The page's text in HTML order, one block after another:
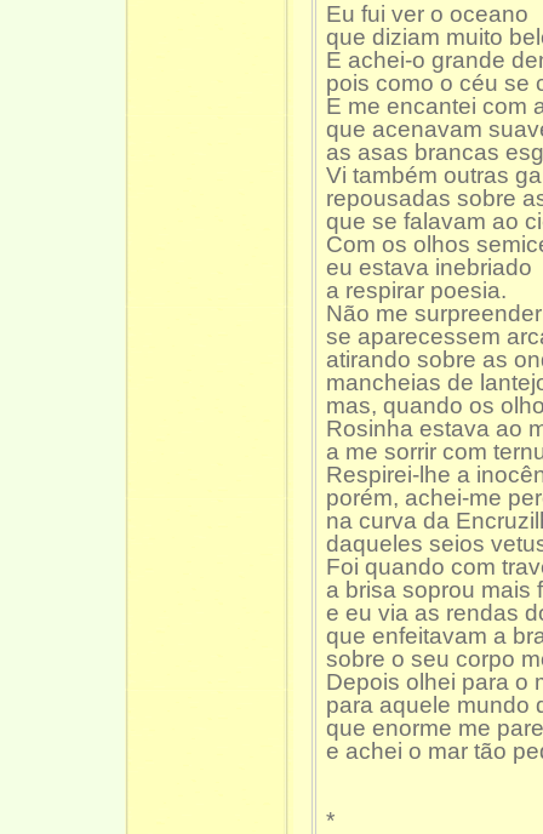
Eu fui ver o oceano
que diziam muito
E achei-o grande
pois como o céu se
E me encantei com
que acenavam
as asas brancas
Vi também outras
repousadas sobre
que se falavam ao
Com os olhos
eu estava inebriado
a respirar poesia.
Não me
se aparecessem
atirando sobre as
mancheias de
mas, quando os
Rosinha estava ao
a me sorrir com
Respirei-lhe a
porém, achei-me
na curva da
daqueles seios
Foi quando com
a brisa soprou mais
e eu via as rendas
que enfeitavam a
sobre o seu corpo
Depois olhei para o
para aquele mundo
que enorme me
e achei o mar tão
*